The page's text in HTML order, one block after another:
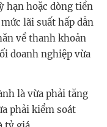
hạn hoặc dòng tiền
lãi suất hấp dẫn
về thanh khoản
doanh nghiệp vừa
là vừa phải tăng
phải kiểm soát